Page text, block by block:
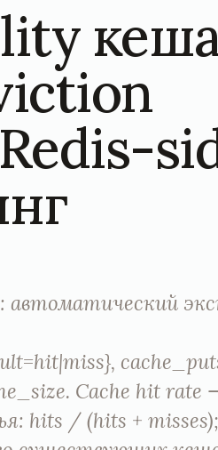
автоматический
Cache hit rate
hits / (hits +